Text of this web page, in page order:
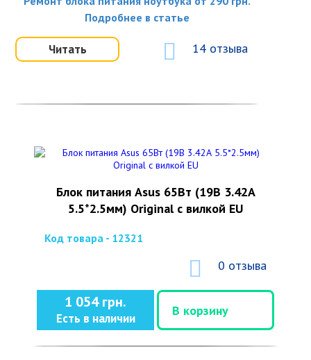
Подробнее в статье
Читать 14 отзыва
Блок питания Asus 65Вт (19В 3.42А
5.5*2.5мм) Original с вилкой EU
Код товара - 12321
0 отзыва
1 054 грн.
Есть в наличии
В корзину